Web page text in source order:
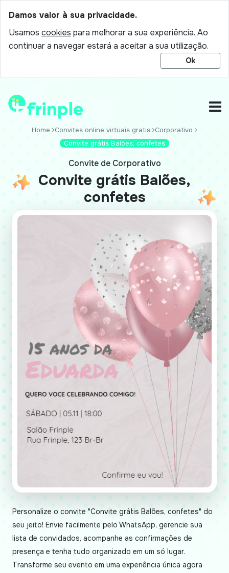
Damos valor à sua privacidade.
Usamos cookies para melhorar a sua experiência. Ao
continuar a navegar estará a aceitar a sua utilização.
Ok
Home Convites online virtuais gratis Corporativo
Convite grátis Balões, confetes
Convite de Corporativo
Convite grátis Balões,
confetes
Personalize o convite "Convite grátis Balões, confetes" do
seu jeito! Envie facilmente pelo WhatsApp, gerencie sua
lista de convidados, acompanhe as confirmações de
presença e tenha tudo organizado em um só lugar.
Transforme seu evento em uma experiência única agora